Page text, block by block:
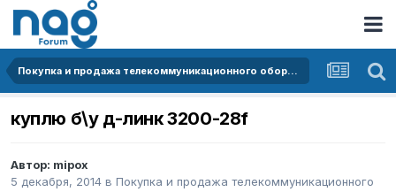
Покупка и продажа телекоммуникационного оборудования
куплю б\у д-линк 3200-28f
Автор: mipox
5 декабря, 2014 в Покупка и продажа телекоммуникационного